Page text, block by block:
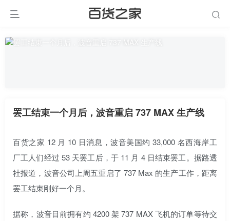
罢工结束一个月后，波音重启 737 MAX 生产线
百货之家 12 月 10 日消息，波音美国约 33,000 名西海岸工
厂工人们经过 53 天罢工后，于 11 月 4 日结束罢工。据路透
社报道，波音公司上周五重启了 737 Max 的生产工作，距离
罢工结束刚好一个月。
据称，波音目前拥有约 4200 架 737 MAX 飞机的订单等待交